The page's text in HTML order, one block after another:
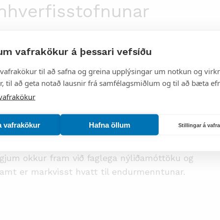
vafrakökur á þessari vefsíðu
til að safna og greina upplýsingar um notkun og
til að geta notað lausnir frá samfélagsmiðlum og til að bæta
vafrakökur Hafna öllum Stillingar á
starfsfólki sem vinnur í samræmi við
þekkingu og reynslu sem ber
okkur fram við faglega nýliðamóttöku og
er markvisst hvatt til endurmenntunar.